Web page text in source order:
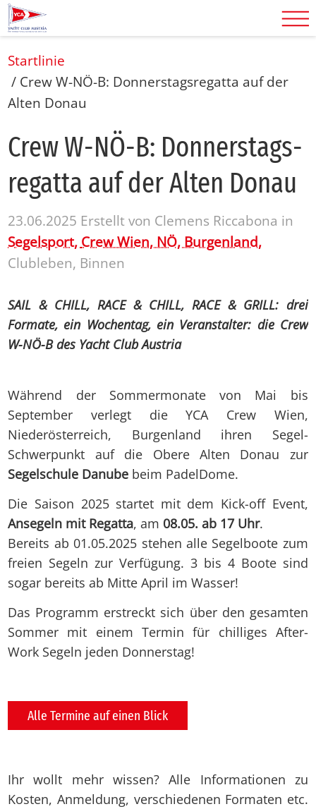
Startlinie
/ Crew W-NÖ-B: Donnerstagsregatta auf der
Alten Donau
Crew W-NÖ-B: Don­ners­tags­
re­gat­ta auf der Al­ten Do­nau
23.06.2025 Erstellt von Clemens Riccabona in
Segelsport, Crew Wien, NÖ, Burgenland,
Clubleben, Binnen
SAIL & CHILL, RACE & CHILL, RACE & GRILL: drei
Formate, ein Wochentag, ein Veranstalter: die Crew
W-NÖ-B des Yacht Club Austria
Während der Sommermonate von Mai bis
September verlegt die YCA Crew Wien,
Niederösterreich, Burgenland ihren Segel-
Schwerpunkt auf die Obere Alten Donau zur
Segelschule Danube beim PadelDome.
Die Saison 2025 startet mit dem Kick-off Event,
Ansegeln mit Regatta, am 08.05. ab 17 Uhr.
Bereits ab 01.05.2025 stehen alle Segelboote zum
freien Segeln zur Verfügung. 3 bis 4 Boote sind
sogar bereits ab Mitte April im Wasser!
Das Programm erstreckt sich über den gesamten
Sommer mit einem Termin für chilliges After-
Work Segeln jeden Donnerstag!
Alle Termine auf einen Blick
Ihr wollt mehr wissen? Alle Informationen zu
Kosten, Anmeldung, verschiedenen Formaten etc.